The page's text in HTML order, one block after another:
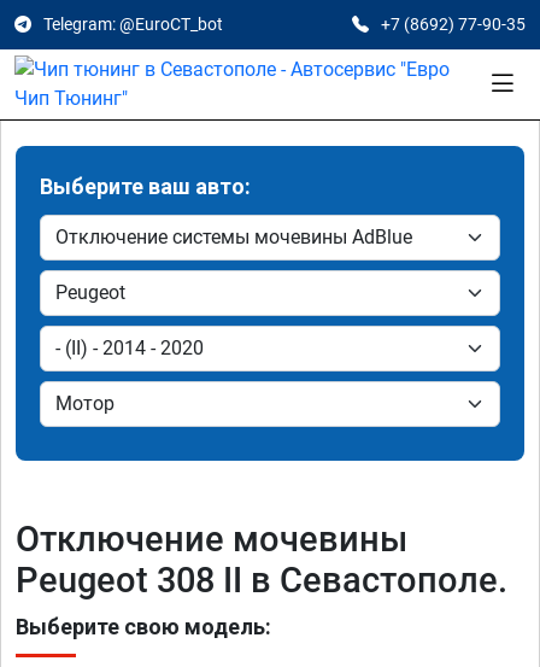
Telegram: @EuroCT_bot +7 (8692) 77-90-35
Выберите ваш авто:
Отключение мочевины
Peugeot 308 II в Севастополе.
Выберите свою модель: